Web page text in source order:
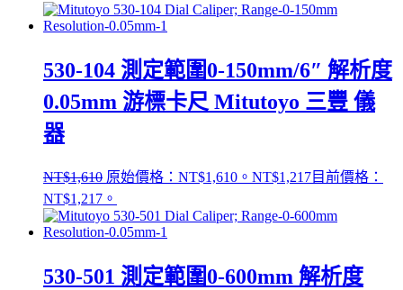
530-104 測定範圍0-150mm/6″ 解析度
0.05mm 游標卡尺 Mitutoyo 三豐 儀
器
NT$1,610 原始價格：NT$1,610。 NT$1,217目前價格：
NT$1,217。
530-501 測定範圍0-600mm 解析度